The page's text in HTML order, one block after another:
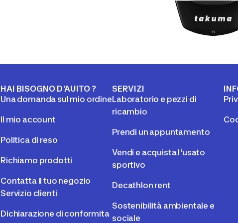
HAI BISOGNO D'AUITO ?
Una domanda sul mio ordine
Il mio account
Politica di reso
Richiamo prodotti
Contatta il tuo negozio
Servizio clienti
Dichiarazione di conformita
SERVIZI
Laboratorio e pezzi di
ricambio
Prendi un appuntamento
Vendi e acquista l'usato
sportivo
Decathlon rent
Sostenibilità ambientale e
sociale